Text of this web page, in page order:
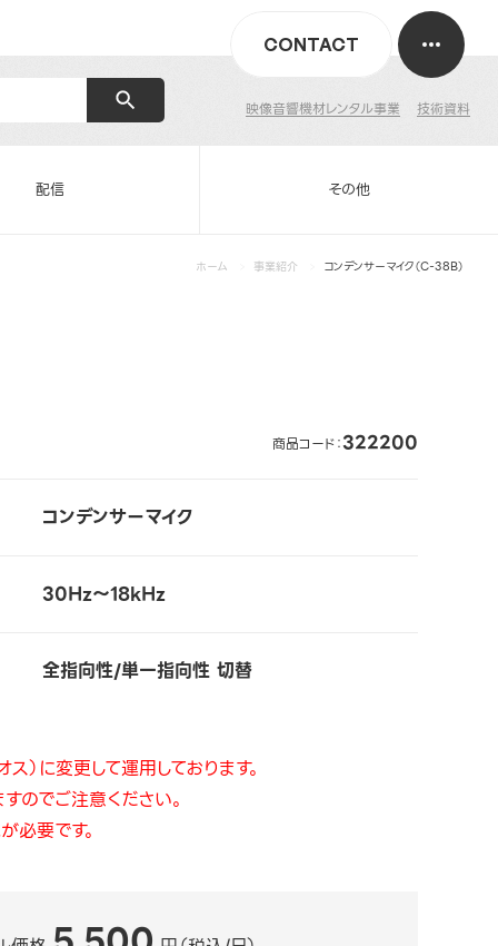
映像音響機材レンタル事業 技術資料
CONTACT
配信 その他
ホーム 事業紹介 コンデンサーマイク（C-38B）
商品コード：322200
コンデンサーマイク
30Hz～18kHz
全指向性/単一指向性 切替
）に変更して運用しております。
のでご注意ください。
必要です。